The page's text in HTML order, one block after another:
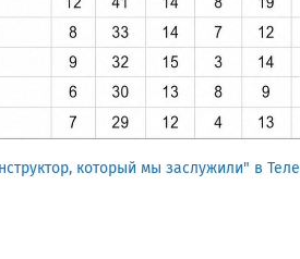
который мы заслужили" в